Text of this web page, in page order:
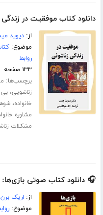
دانلود کتاب موفقیت در
از:دیوید
موضوع:
روابط
۱۳۳ صفحه
برچسب‌ها:
زناشویی،بی
خانواده،
مشاوره
مشکلات
🎧 دانلود کتاب صوتی بازی‌ها:
از: اریک برن
موضوع: